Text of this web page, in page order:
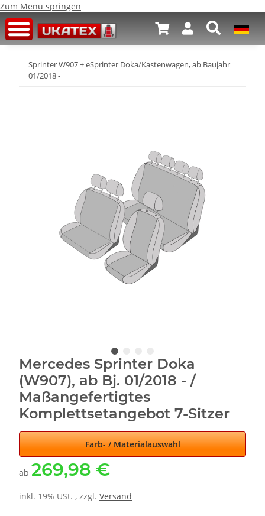
Zum Menü springen
Sprinter W907 + eSprinter Doka/Kastenwagen, ab Baujahr
01/2018 -
Mercedes Sprinter Doka
(W907), ab Bj. 01/2018 - /
Maßangefertigtes
Komplettsetangebot 7-Sitzer
Farb- / Materialauswahl
ab 269,98 €
inkl. 19% USt. , zzgl. Versand